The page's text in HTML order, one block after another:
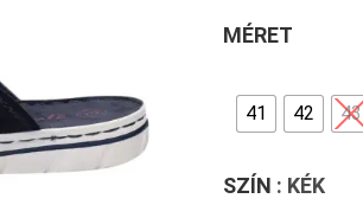
MÉRET
41 42 43
SZÍN : KÉK